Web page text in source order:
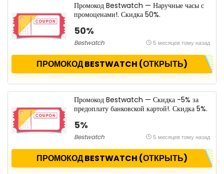
Промокод Bestwatch — Наручные часы с
промоценами!. Скидка 50%.
50%
Bestwatch 5 месяцев тому назад
ПРОМОКОД BESTWATCH (ОТКРЫТЬ)
Промокод Bestwatch — Скидка -5% за
предоплату банковской картой!. Скидка 5%.
5%
Bestwatch 5 месяцев тому назад
ПРОМОКОД BESTWATCH (ОТКРЫТЬ)